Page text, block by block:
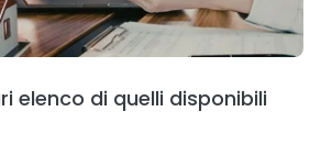
elenco di quelli disponibili